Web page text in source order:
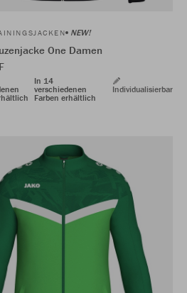
NEW!
One Damen
In 14
verschiedenen
Farben erhältlich
Individualisierbar